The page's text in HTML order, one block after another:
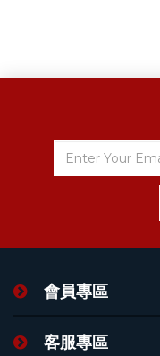
會員專區
客服專區